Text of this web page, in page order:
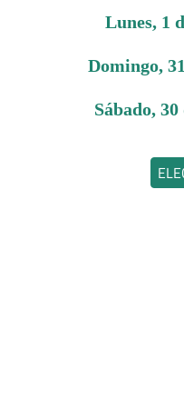
lunes, 1
domingo,
sábado,